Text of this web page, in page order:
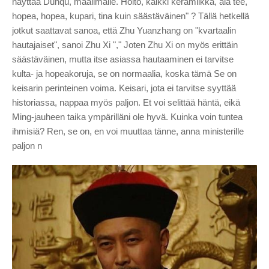
hopea, hopea, kupari, tina kuin säästäväinen" ? Tällä hetkellä
jotkut saattavat sanoa, että Zhu Yuanzhang on "kvartaalin
hautajaiset", sanoi Zhu Xi "," Joten Zhu Xi on myös erittäin
säästäväinen, mutta itse asiassa hautaaminen ei tarvitse
kulta- ja hopeakoruja, se on normaalia, koska tämä Se on
keisarin perinteinen voima. Keisari, jota ei tarvitse syyttää
historiassa, nappaa myös paljon. Et voi selittää häntä, eikä
Ming-jauheen taika ympärilläni ole hyvä. Kuinka voin tuntea
ihmisiä? Ren, se on, en voi muuttaa tänne, anna ministerille
paljon n